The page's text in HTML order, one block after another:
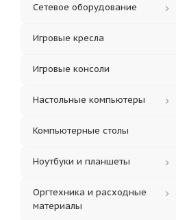
Сетевое оборудование
Игровые кресла
Игровые консоли
Настольные компьютеры
Компьютерные столы
Ноутбуки и планшеты
Оргтехника и расходные
материалы